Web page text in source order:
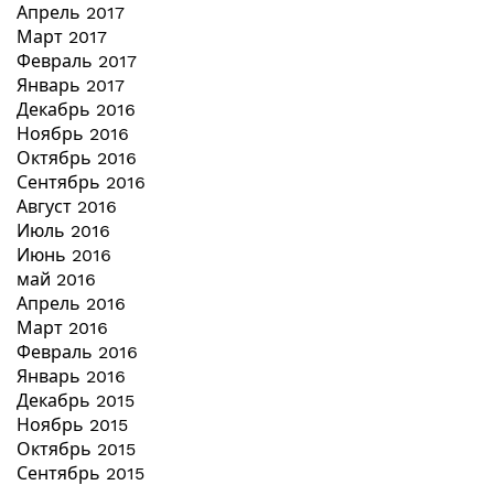
Апрель 2017
Март 2017
Февраль 2017
Январь 2017
Декабрь 2016
Ноябрь 2016
Октябрь 2016
Сентябрь 2016
Август 2016
Июль 2016
Июнь 2016
май 2016
Апрель 2016
Март 2016
Февраль 2016
Январь 2016
Декабрь 2015
Ноябрь 2015
Октябрь 2015
Сентябрь 2015